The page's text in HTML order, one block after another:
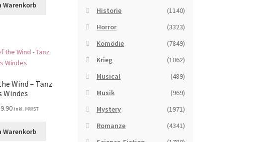
Warenkorb
Wind – Tanz
Windes
inkl. MWST
Warenkorb
Historie
(1140)
Horror
(3323)
Komödie
(7849)
Krieg
(1062)
Musical
(489)
Musik
(969)
Mystery
(1971)
Romanze
(4341)